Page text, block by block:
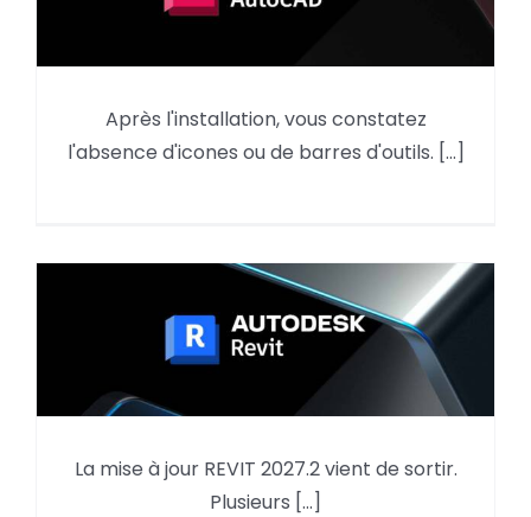
AutoCAD : reprendre des
éléments du menu d’une
Après l'installation, vous constatez
l'absence d'icones ou de barres d'outils. [...]
Mise à jour REVIT 2027.2
La mise à jour REVIT 2027.2 vient de sortir.
Plusieurs [...]